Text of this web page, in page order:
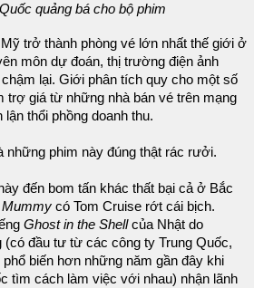
quảng bá cho bộ phim
trở thành phòng vé lớn nhất thế giới ở
môn dự đoán, thị trường điện ảnh
lại. Giới phân tích quy cho một số
trợ giá từ những nhà bán vé trên mạng
thổi phồng doanh thu.
những phim này đúng thật rác rưởi.
đến bom tấn khác thất bại cả ở Bắc
Mummy có Tom Cruise rớt cái bịch.
Ghost in the Shellcủa Nhật do
(có đầu tư từ các công ty Trung Quốc,
biến hơn những năm gần đây khi
tìm cách làm việc với nhau) nhận lãnh